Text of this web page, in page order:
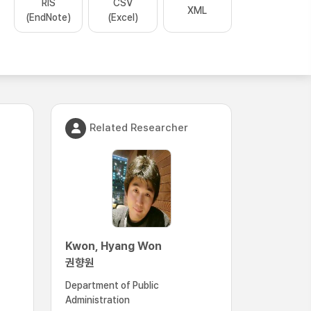
RIS
(EndNote)
CSV
(Excel)
XML
Related Researcher
Kwon, Hyang Won
권향원
Department of Public
Administration